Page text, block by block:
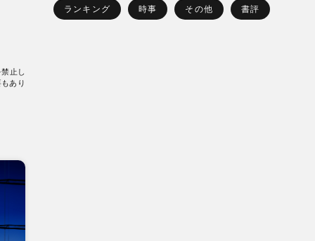
止し
あり
ランキング 時事 その他 書評